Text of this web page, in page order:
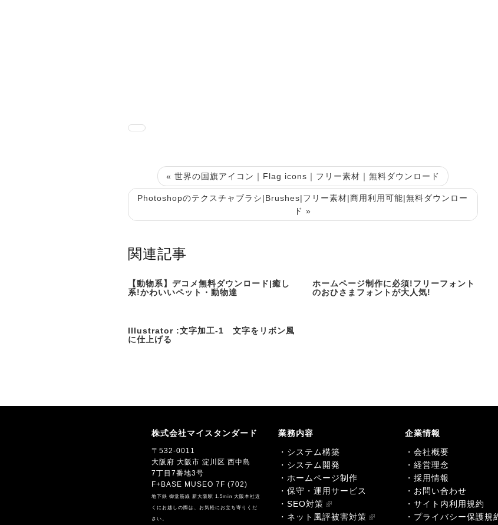
« 世界の国旗アイコン｜Flag icons｜フリー素材｜無料ダウンロード
Photoshopのテクスチャブラシ|Brushes|フリー素材|商用利用可能|無料ダウンロー
ド »
関連記事
【動物系】デコメ無料ダウンロード|癒し
系!かわいいペット・動物達
ホームページ制作に必須!フリーフォント
のおひさまフォントが大人気!
Illustrator :文字加工-1 文字をリボン風
に仕上げる
株式会社マイスタンダード
〒532-0011
大阪府 大阪市 淀川区 西中島
7丁目7番地3号
F+BASE MUSEO 7F (702)
地下鉄 御堂筋線 新大阪駅 1.5min 大阪本社近
くにお越しの際は、お気軽にお立ち寄りくだ
さい。
業務内容
・システム構築
・システム開発
・ホームページ制作
・保守・運用サービス
・SEO対策
・ネット風評被害対策
企業情報
・会社概要
・経営理念
・採用情報
・お問い合わせ
・サイト内利用規約
・プライバシー保護規